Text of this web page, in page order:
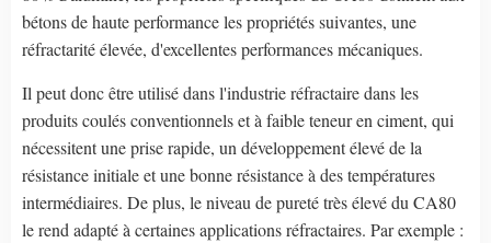
bétons de haute performance les propriétés suivantes, une
réfractarité élevée, d'excellentes performances mécaniques.
Il peut donc être utilisé dans l'industrie réfractaire dans les
produits coulés conventionnels et à faible teneur en ciment, qui
nécessitent une prise rapide, un développement élevé de la
résistance initiale et une bonne résistance à des températures
intermédiaires. De plus, le niveau de pureté très élevé du CA80
le rend adapté à certaines applications réfractaires. Par exemple :